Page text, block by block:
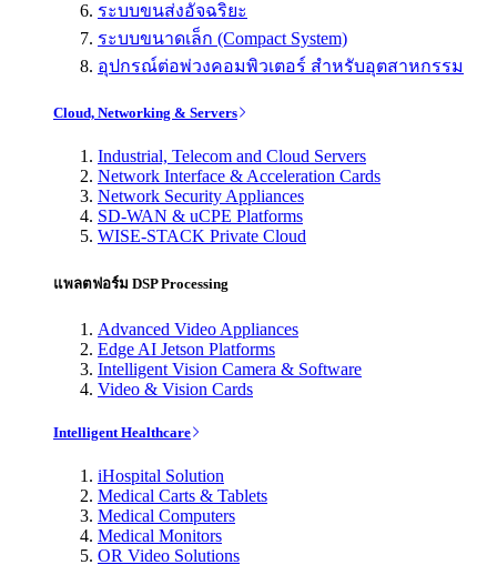
ระบบขนส่งอัจฉริยะ
ระบบขนาดเล็ก (Compact System)
อุปกรณ์ต่อพ่วงคอมพิวเตอร์ สำหรับอุตสาหกรรม
Cloud, Networking & Servers
Industrial, Telecom and Cloud Servers
Network Interface & Acceleration Cards
Network Security Appliances
SD-WAN & uCPE Platforms
WISE-STACK Private Cloud
แพลตฟอร์ม DSP Processing
Advanced Video Appliances
Edge AI Jetson Platforms
Intelligent Vision Camera & Software
Video & Vision Cards
Intelligent Healthcare
iHospital Solution
Medical Carts & Tablets
Medical Computers
Medical Monitors
OR Video Solutions